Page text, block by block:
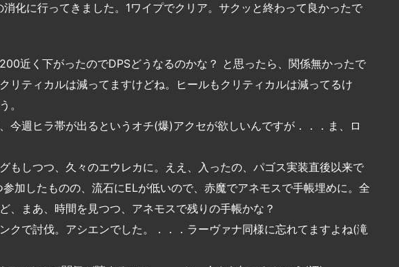
消化に行ってきました。1ワイプでクリア。サクッと終わって良かったで
近く下がったのでDPSどうなるのかな？ と思ったら、関係無かったで
リティカルは減ってますけどね。ヒールもクリティカルは減ってるけ
。
今週ヒラ帯が出るというオチ(爆)アクセが欲しいんですが．．．ま、ロ
もしつつ、久々のエウレカに。ええ、入ったの、パゴス実装直後以来で
加したものの、流石にELが低いので、赤魔でアネモスで手帳埋めに。全
、まあ、時間を見つつ、アネモスで残りの手帳かな？
クで討伐。アシエンでした。．．．ラーヴァナ同様に忘れてますよね(滝